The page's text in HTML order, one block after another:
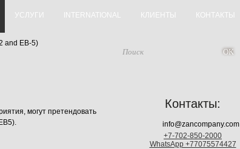
УСЛУГИ INTERNATIONAL КЛИЕНТЫ КОНТАКТЫ
EB-5)
могут претендовать
Контакты:
info@zancompany.com
+7-702-850-2000
WhatsApp +77075574427